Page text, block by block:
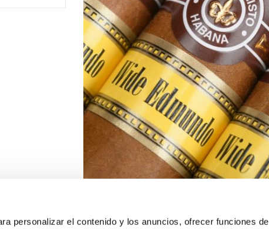
personalizar el contenido y los anuncios, ofrecer funciones de